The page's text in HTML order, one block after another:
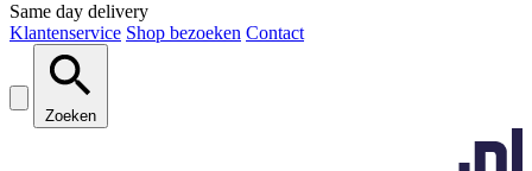
Same day delivery
Klantenservice Shop bezoeken Contact
Zoeken